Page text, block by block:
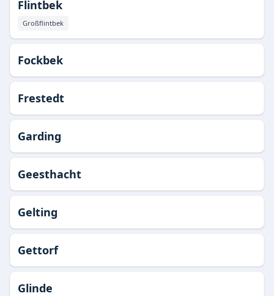
Flintbek
Großflintbek
Fockbek
Frestedt
Garding
Geesthacht
Gelting
Gettorf
Glinde